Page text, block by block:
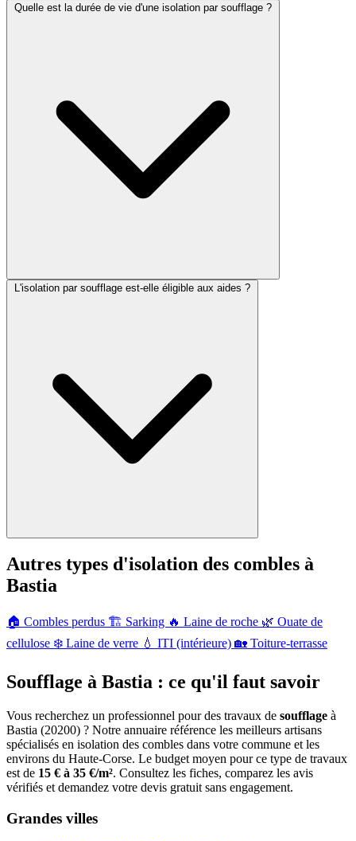
Quelle est la durée de vie d'une isolation par soufflage ?
L'isolation par soufflage est-elle éligible aux aides ?
Autres types d'isolation des combles à
Bastia
🏠 Combles perdus 🏗️ Sarking 🔥 Laine de roche 🌿 Ouate de
cellulose ❄️ Laine de verre 💧 ITI (intérieure) 🏡 Toiture-terrasse
Soufflage à Bastia : ce qu'il faut savoir
Vous recherchez un professionnel pour des travaux de soufflage à
Bastia (20200) ? Notre annuaire référence les meilleurs artisans
spécialisés en isolation des combles dans votre commune et les
environs du Haute-Corse. Le budget moyen pour ce type de travaux
est de 15 € à 35 €/m². Consultez les fiches, comparez les avis
vérifiés et demandez votre devis gratuit sans engagement.
Grandes villes